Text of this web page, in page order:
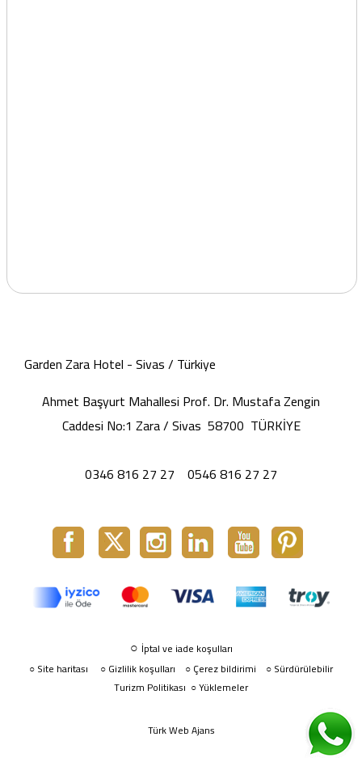
Garden Zara Hotel - Sivas / Türkiye
Ahmet Başyurt Mahallesi Prof. Dr. Mustafa Zengin
Caddesi No:1 Zara / Sivas 58700 TÜRKİYE
0346 816 27 27 0546 816 27 27
○ İptal ve iade koşulları
○ Site haritası ○Gizlilik koşulları ○ Çerez bildirimi ○ Sürdürülebilir
Turizm Politikası ○ Yüklemeler
Türk Web Ajans